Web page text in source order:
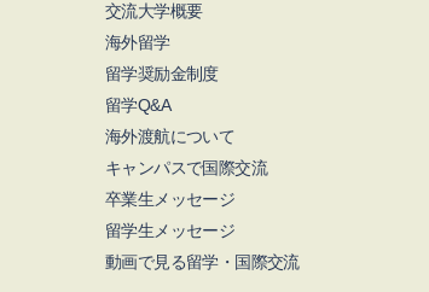
交流大学概要
海外留学
留学奨励金制度
留学Q&A
海外渡航について
キャンパスで国際交流
卒業生メッセージ
留学生メッセージ
動画で見る留学・国際交流